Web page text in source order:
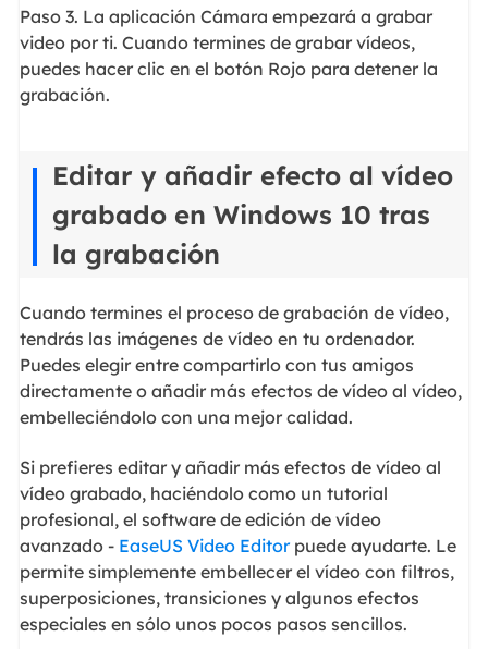
Paso 3. La aplicación Cámara empezará a grabar
video por ti. Cuando termines de grabar vídeos,
puedes hacer clic en el botón Rojo para detener la
grabación.
Editar y añadir efecto al vídeo
grabado en Windows 10 tras
la grabación
Cuando termines el proceso de grabación de vídeo,
tendrás las imágenes de vídeo en tu ordenador.
Puedes elegir entre compartirlo con tus amigos
directamente o añadir más efectos de vídeo al vídeo,
embelleciéndolo con una mejor calidad.
Si prefieres editar y añadir más efectos de vídeo al
vídeo grabado, haciéndolo como un tutorial
profesional, el software de edición de vídeo
avanzado - EaseUS Video Editorpuede ayudarte. Le
permite simplemente embellecer el vídeo con filtros,
superposiciones, transiciones y algunos efectos
especiales en sólo unos pocos pasos sencillos.